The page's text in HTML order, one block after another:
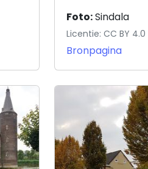
Foto:Sindala
Licentie: CC BY 4.0
Bronpagina